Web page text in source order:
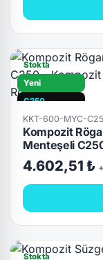
Stokta
Yeni
C250
Hızlı Teslimat
Kilitli
KKT-600-MYC-
Kompozit
Menteşeli
4.602,51 ₺
Stokta